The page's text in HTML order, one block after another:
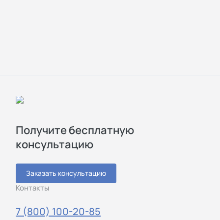
Получите бесплатную
консультацию
Заказать консультацию
Контакты
7 (800) 100-20-85